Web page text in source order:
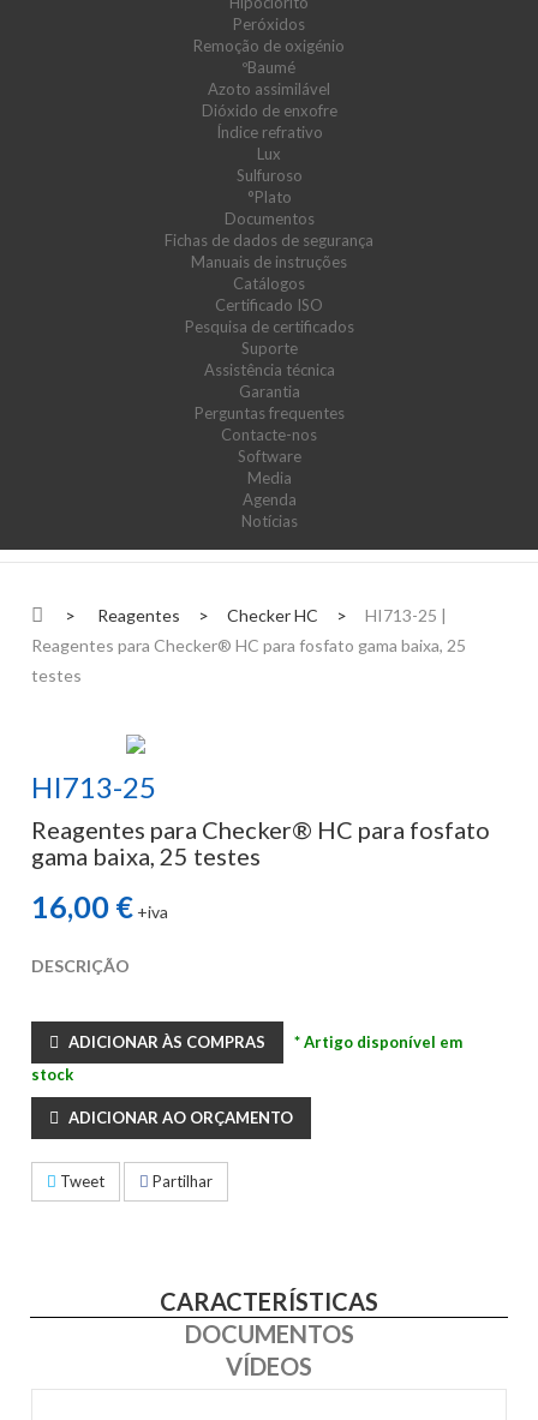
Peróxidos
Remoção de oxigénio
ºBaumé
Azoto assimilável
Dióxido de enxofre
Índice refrativo
Lux
Sulfuroso
°Plato
Documentos
Fichas de dados de segurança
Manuais de instruções
Catálogos
Certificado ISO
Pesquisa de certificados
Suporte
Assistência técnica
Garantia
Perguntas frequentes
Contacte-nos
Software
Media
Agenda
Notícias
> Reagentes > Checker HC >
HI713-25 |
Reagentes para Checker® HC para fosfato gama baixa, 25
testes
HI713-25
Reagentes para Checker® HC para fosfato
gama baixa, 25 testes
16,00 € +iva
DESCRIÇÃO
ADICIONAR ÀS COMPRAS
* Artigo disponível em
stock
ADICIONAR AO ORÇAMENTO
Tweet Partilhar
CARACTERÍSTICAS
DOCUMENTOS
VÍDEOS